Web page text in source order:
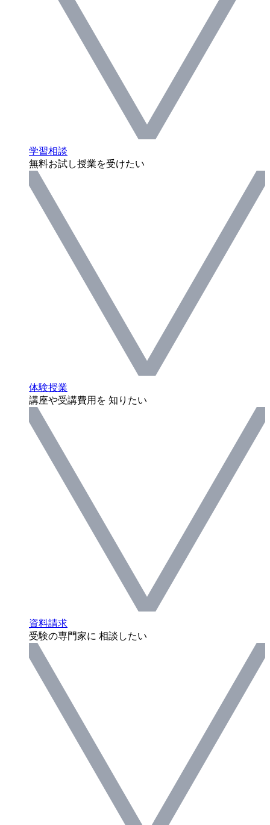
学習相談
無料お試し授業を受けたい
体験授業
講座や受講費用を 知りたい
資料請求
受験の専門家に 相談したい